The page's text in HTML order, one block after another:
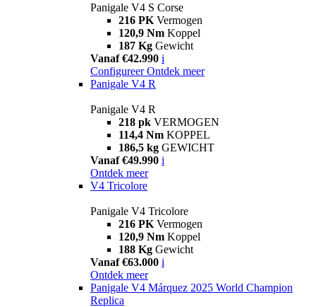
Panigale V4 S Corse
216 PK Vermogen
120,9 Nm Koppel
187 Kg Gewicht
Vanaf €42.990 i
Configureer Ontdek meer
Panigale V4 R
Panigale V4 R
218 pk VERMOGEN
114,4 Nm KOPPEL
186,5 kg GEWICHT
Vanaf €49.990 i
Ontdek meer
V4 Tricolore
Panigale V4 Tricolore
216 PK Vermogen
120,9 Nm Koppel
188 Kg Gewicht
Vanaf €63.000 i
Ontdek meer
Panigale V4 Márquez 2025 World Champion
Replica